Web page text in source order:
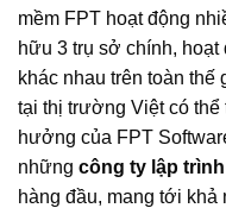
mềm FPT hoạt động
hữu 3 trụ sở chính,
khác nhau trên toàn thế
tại thị trường Việt có
hưởng của FPT
những công ty lập
hàng đầu, mang tới khả